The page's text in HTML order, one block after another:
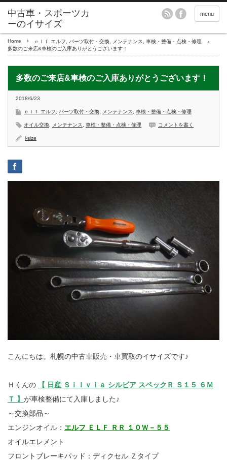
menu
Home ｅｌｆ エルフ パーツ取付・交換 メンテナンス
車検・整備・点検・修理
多数のご来店&車検のご入庫ありがとうございます！
多数のご来店&車検のご入庫ありがとうございます！
2018/6/23
ｅｌｆ エルフ パーツ取付・交換 メンテナンス 車検・整備・点検・修理
オイル交換 メンテナンス 車検・整備・点検・修理 コメントを書く
i-size
こんにちは。札幌の中古車販売・車買取のイサイズです♪
Ｈくんの
【 日産 Ｓｉｌｖｉａ シルビア スペックＲ Ｓ１５ ６Ｍ
Ｔ 】 が車検整備にて入庫しました♪
～交換部品～
エンジンオイル： エルフ ＥＬＦ ＲＲ １０Ｗ－５５
オイルエレメント
フロントブレーキパッド：ディクセル Ｚタイプ